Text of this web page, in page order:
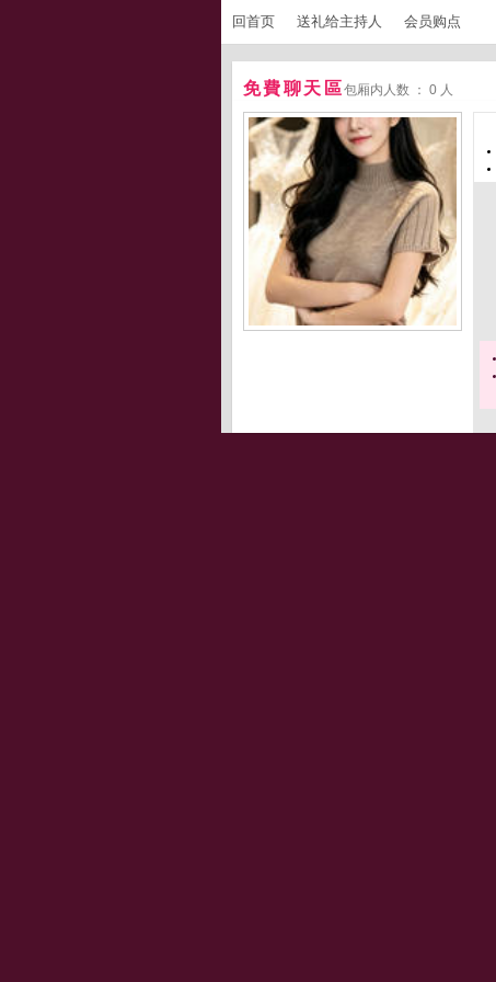
回首页 送礼给主持人 会员购点
免費聊天區包厢内人数 ： 0 人